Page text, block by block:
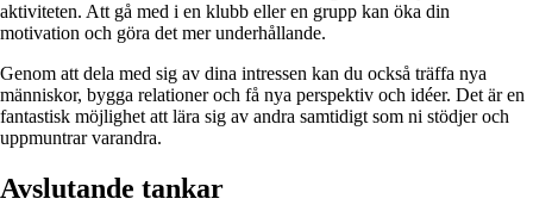
aktiviteten. Att gå med i en klubb eller en grupp kan öka din
motivation och göra det mer underhållande.
Genom att dela med sig av dina intressen kan du också träffa nya
människor, bygga relationer och få nya perspektiv och idéer. Det är en
fantastisk möjlighet att lära sig av andra samtidigt som ni stödjer och
uppmuntrar varandra.
Avslutande tankar